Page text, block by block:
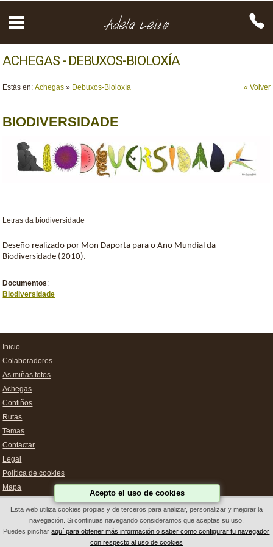
ACHEGAS - DEBUXOS-BIOLOXÍA
« Volver
Estás en:Achegas » Debuxos-Bioloxía
BIODIVERSIDADE
Letras da biodiversidade
Deseño realizado por Mon Daporta para o Ano Mundial da
Biodiversidade (2010).
Documentos:
Biodiversidade
Inicio
Colaboradores
As miñas fotos
Achegas
Contiños
Rutas
Temas
Contactar
Legal
Política de cookies
Mapa
Deseño Web Galicia
Acepto el uso de cookies
Esta web utiliza cookies propias y de terceros para analizar, personalizar y mejorar la
navegación. Si continuas navegando consideramos que aceptas su uso.
Puedes pincharaquí para obtener más información o saber como configurar tu navegador
con respecto al uso de cookies